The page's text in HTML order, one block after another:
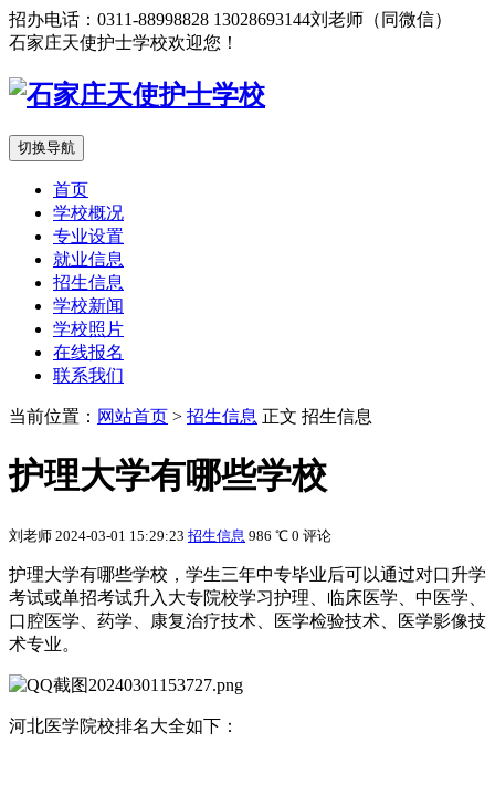
招办电话：0311-88998828 13028693144刘老师（同微信）
石家庄天使护士学校欢迎您！
切换导航
首页
学校概况
专业设置
就业信息
招生信息
学校新闻
学校照片
在线报名
联系我们
当前位置： 网站首页 > 招生信息 正文 招生信息
护理大学有哪些学校
刘老师 2024-03-01 15:29:23 招生信息 986 ℃ 0 评论
护理大学有哪些学校，学生三年中专毕业后可以通过对口升学
考试或单招考试升入大专院校学习护理、临床医学、中医学、
口腔医学、药学、康复治疗技术、医学检验技术、医学影像技
术专业。
河北医学院校排名大全如下：